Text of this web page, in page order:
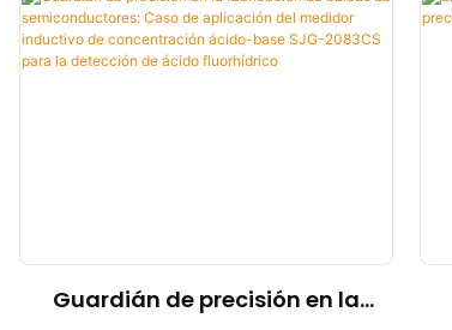
Guardián de precisión en la